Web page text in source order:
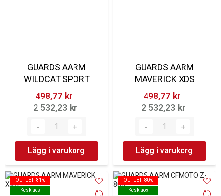
GUARDS AARM
WILDCAT SPORT
498,77 kr‎
2 532,23 kr‎
Lägg i varukorg
GUARDS AARM
MAVERICK XDS
498,77 kr‎
2 532,23 kr‎
Lägg i varukorg
OUTLET -81%
Kesklaos
OUTLET -81%
Kesklaos
OUTLET -80%
Kesklaos
OUTLET -80%
Kesklaos